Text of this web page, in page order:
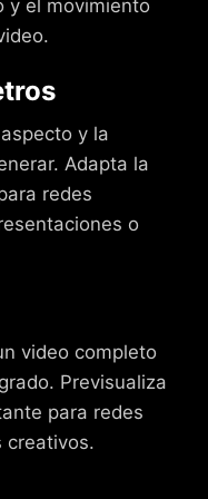
y el movimiento
y la
Adapta la
redes
o
video completo
Previsualiza
para redes
creativos.